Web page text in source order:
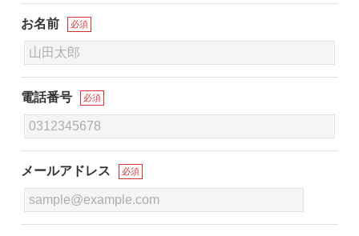
お名前 必須
電話番号 必須
メールアドレス 必須